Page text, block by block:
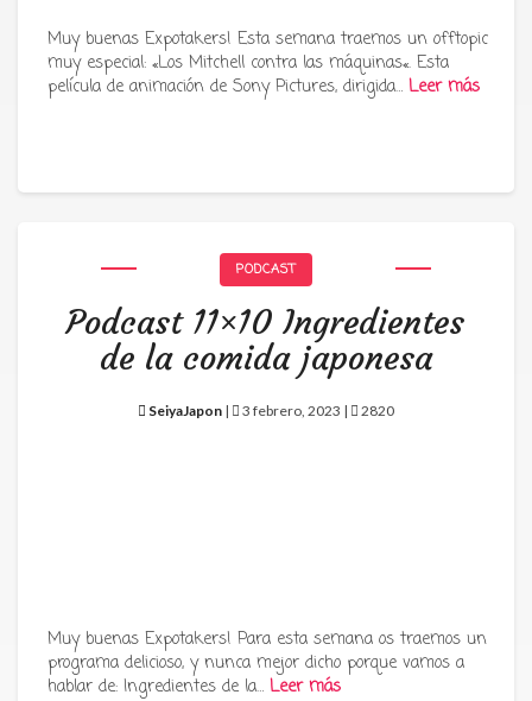
Muy buenas Expotakers! Esta semana traemos un offtopic
muy especial: «Los Mitchell contra las máquinas«. Esta
película de animación de Sony Pictures, dirigida… Leer más
PODCAST
Podcast 11×10 Ingredientes
de la comida japonesa
SeiyaJapon | 3 febrero, 2023 | 2820
Muy buenas Expotakers! Para esta semana os traemos un
programa delicioso, y nunca mejor dicho porque vamos a
hablar de: Ingredientes de la… Leer más